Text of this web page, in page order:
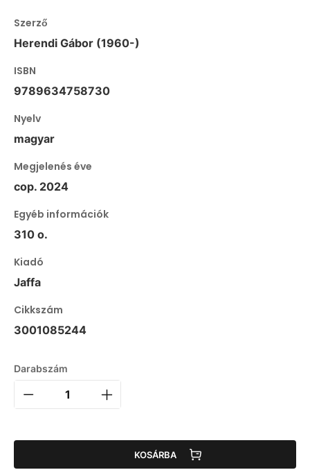
Szerző
Herendi Gábor (1960-)
ISBN
9789634758730
Nyelv
magyar
Megjelenés éve
cop. 2024
Egyéb információk
310 o.
Kiadó
Jaffa
Cikkszám
3001085244
Darabszám
KOSÁRBA